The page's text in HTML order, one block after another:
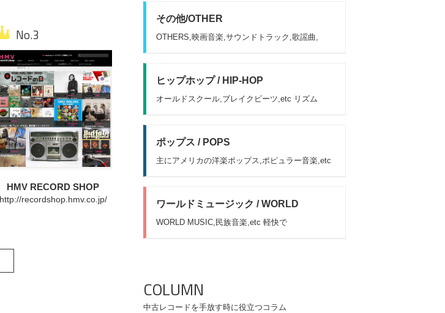
HMV RECORD SHOP
http://recordshop.hmv.co.jp/
その他/OTHER
OTHERS,映画音楽,サウンドトラック,歌謡曲,
ヒップホップ / HIP-HOP
オールドスクール,ブレイクビーツ,etc リズム
ポップス / POPS
主にアメリカの洋楽ポップス,ポピュラー音楽,etc
ワールドミュージック / WORLD
WORLD MUSIC,民族音楽,etc 軽快で
COLUMN
中古レコードを手放す時に役立つコラム